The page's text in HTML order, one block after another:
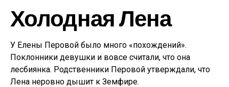
Холодная Лена
У Елены Перовой было много «похождений».
Поклонники девушки и вовсе считали, что она
лесбиянка. Родственники Перовой утверждали, что
Лена неровно дышит к Земфире.